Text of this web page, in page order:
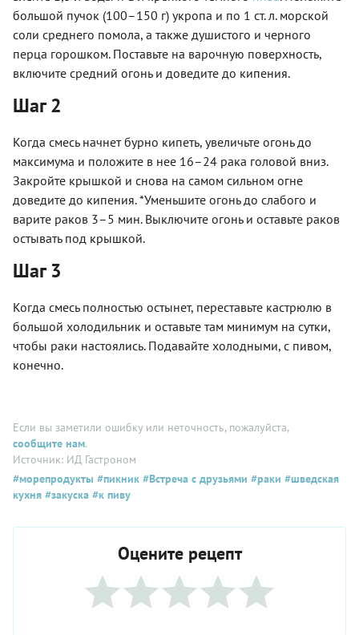
большой пучок (100–150 г) укропа и по 1 ст. л. морской
соли среднего помола, а также душистого и черного
перца горошком. Поставьте на варочную поверхность,
включите средний огонь и доведите до кипения.
Шаг 2
Когда смесь начнет бурно кипеть, увеличьте огонь до
максимума и положите в нее 16–24 рака головой вниз.
Закройте крышкой и снова на самом сильном огне
доведите до кипения. *Уменьшите огонь до слабого и
варите раков 3–5 мин. Выключите огонь и оставьте раков
остывать под крышкой.
Шаг 3
Когда смесь полностью остынет, переставьте кастрюлю в
большой холодильник и оставьте там минимум на сутки,
чтобы раки настоялись. Подавайте холодными, с пивом,
конечно.
Если вы заметили ошибку или неточность, пожалуйста,
сообщите нам.
Источник: ИД Гастроном
#морепродукты #пикник #Встреча с друзьями #раки #шведская
кухня #закуска #к пиву
Оцените рецепт